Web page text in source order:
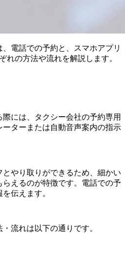
電話での予約と、スマホアプリ
れの方法や流れを解説します。
には、タクシー会社の予約専用
ターまたは自動音声案内の指示
やり取りができるため、細かい
えるのが特徴です。電話での予
伝えます。
流れは以下の通りです。